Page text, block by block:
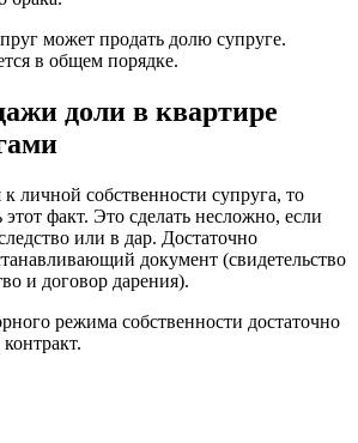
может продать долю супруге.
в общем порядке.
доли в квартире
личной собственности супруга, то
этот факт. Это сделать несложно, если
или в дар. Достаточно
документ (свидетельство
и договор дарения).
режима собственности достаточно